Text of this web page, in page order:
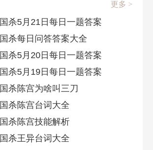
更多 >
杀5月21日每日一题答案
杀每日问答答案大全
杀5月20日每日一题答案
杀5月19日每日一题答案
杀陈宫为啥叫三刀
杀陈宫台词大全
杀陈宫技能解析
杀王异台词大全